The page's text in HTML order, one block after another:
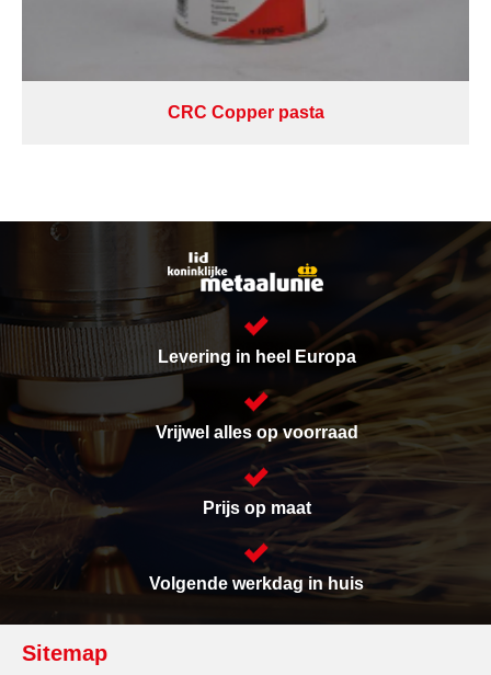
CRC Copper pasta
Levering in heel Europa
Vrijwel alles op voorraad
Prijs op maat
Volgende werkdag in huis
Sitemap